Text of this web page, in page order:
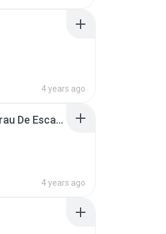
4 years ago
Convite De Casamento / Degrau De Escada
4 years ago